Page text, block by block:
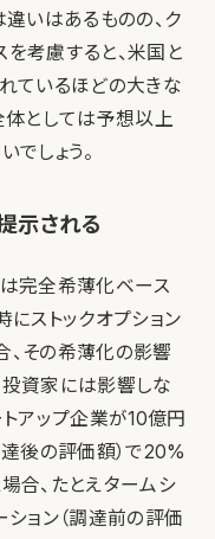
違いはあるものの、ク
考慮すると、米国と
ているほどの大きな
体としては予想以上
でしょう。
示される
完全希薄化ベース
ストックオプション
その希薄化の影響
資家には影響しな
トアップ企業が10億円
達後の評価額）で20%
合、たとえタームシ
ョン（調達前の評価